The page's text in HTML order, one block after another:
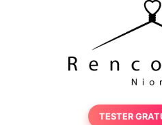
TESTER